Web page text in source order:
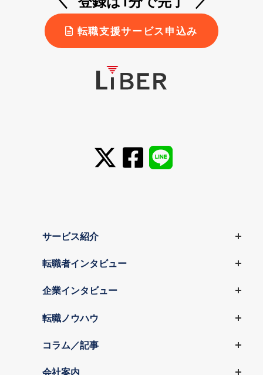
転職支援サービス申込み
サービス紹介
転職者インタビュー
企業インタビュー
転職ノウハウ
コラム／記事
会社案内